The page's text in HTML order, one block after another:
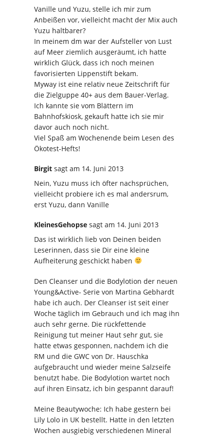
Vanille und Yuzu, stelle ich mir zum
Anbeißen vor, vielleicht macht der Mix auch
Yuzu haltbarer?
In meinem dm war der Aufsteller von Lust
auf Meer ziemlich ausgeräumt, ich hatte
wirklich Glück, dass ich noch meinen
favorisierten Lippenstift bekam.
Myway ist eine relativ neue Zeitschrift für
die Zielguppe 40+ aus dem Bauer-Verlag.
Ich kannte sie vom Blättern im
Bahnhofskiosk, gekauft hatte ich sie mir
davor auch noch nicht.
Viel Spaß am Wochenende beim Lesen des
Ökotest-Hefts!
Birgit sagt am 14. Juni 2013
Nein, Yuzu muss ich öfter nachsprüchen,
vielleicht probiere ich es mal andersrum,
erst Yuzu, dann Vanille
KleinesGehopse sagt am 14. Juni 2013
Das ist wirklich lieb von Deinen beiden
Leserinnen, dass sie Dir eine kleine
Aufheiterung geschickt haben
Den Cleanser und die Bodylotion der neuen
Young&Active- Serie von Martina Gebhardt
habe ich auch. Der Cleanser ist seit einer
Woche täglich im Gebrauch und ich mag ihn
auch sehr gerne. Die rückfettende
Reinigung tut meiner Haut sehr gut, sie
hatte etwas gesponnen, nachdem ich die
RM und die GWC von Dr. Hauschka
aufgebraucht und wieder meine Salzseife
benutzt habe. Die Bodylotion wartet noch
auf ihren Einsatz, ich bin gespannt darauf!
Meine Beautywoche: Ich habe gestern bei
Lily Lolo in UK bestellt. Hatte in den letzten
Wochen ausgiebig verschiedenen Mineral